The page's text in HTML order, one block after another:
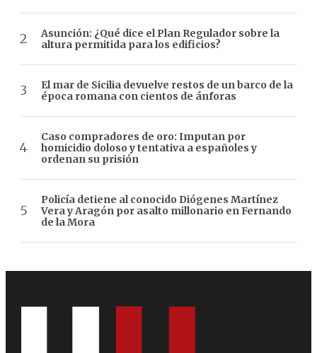
Asunción: ¿Qué dice el Plan Regulador sobre la
altura permitida para los edificios?
El mar de Sicilia devuelve restos de un barco de la
época romana con cientos de ánforas
Caso compradores de oro: Imputan por
homicidio doloso y tentativa a españoles y
ordenan su prisión
Policía detiene al conocido Diógenes Martínez
Vera y Aragón por asalto millonario en Fernando
de la Mora